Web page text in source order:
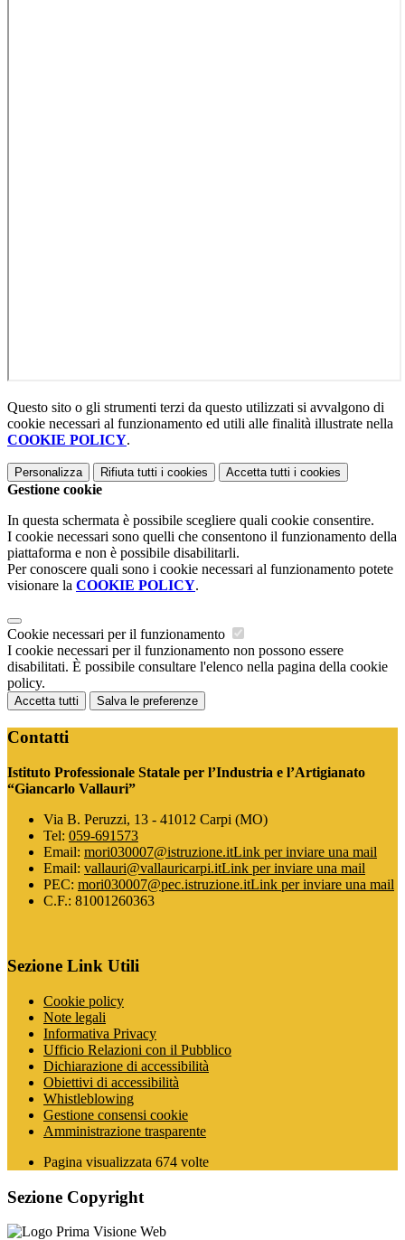
Questo sito o gli strumenti terzi da questo utilizzati si avvalgono di
cookie necessari al funzionamento ed utili alle finalità illustrate nella
COOKIE POLICY.
Personalizza Rifiuta tutti i cookies Accetta tutti i cookies
Gestione cookie
In questa schermata è possibile scegliere quali cookie consentire.
I cookie necessari sono quelli che consentono il funzionamento della
piattaforma e non è possibile disabilitarli.
Per conoscere quali sono i cookie necessari al funzionamento potete
visionare la COOKIE POLICY.
Cookie necessari per il funzionamento
I cookie necessari per il funzionamento non possono essere
disabilitati. È possibile consultare l'elenco nella pagina della cookie
policy.
Accetta tutti Salva le preferenze
Contatti
Istituto Professionale Statale per l’Industria e l’Artigianato
“Giancarlo Vallauri”
Via B. Peruzzi, 13 - 41012 Carpi (MO)
Tel: 059-691573
Email: mori030007@istruzione.itLink per inviare una mail
Email: vallauri@vallauricarpi.itLink per inviare una mail
PEC: mori030007@pec.istruzione.itLink per inviare una mail
C.F.: 81001260363
Sezione Link Utili
Cookie policy
Note legali
Informativa Privacy
Ufficio Relazioni con il Pubblico
Dichiarazione di accessibilità
Obiettivi di accessibilità
Whistleblowing
Gestione consensi cookie
Amministrazione trasparente
Pagina visualizzata 674 volte
Sezione Copyright